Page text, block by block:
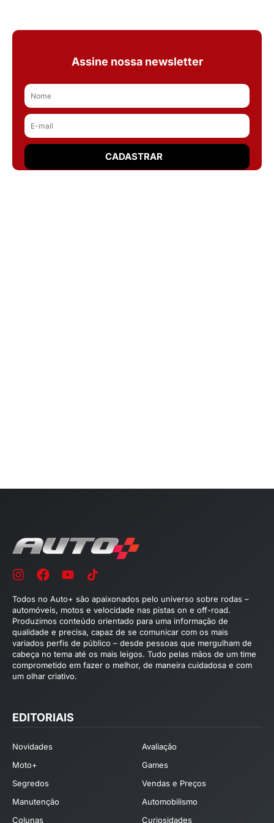
Assine nossa newsletter
Todos no Auto+ são apaixonados pelo universo sobre rodas –
automóveis, motos e velocidade nas pistas on e off-road.
Produzimos conteúdo orientado para uma informação de
qualidade e precisa, capaz de se comunicar com os mais
variados perfis de público – desde pessoas que mergulham de
cabeça no tema até os mais leigos. Tudo pelas mãos de um time
comprometido em fazer o melhor, de maneira cuidadosa e com
um olhar criativo.
EDITORIAIS
Novidades
Avaliação
Moto+
Games
Segredos
Vendas e Preços
Manutenção
Automobilismo
Colunas
Curiosidades